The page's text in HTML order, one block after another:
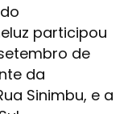
participou
de
da
Sinimbu, e a